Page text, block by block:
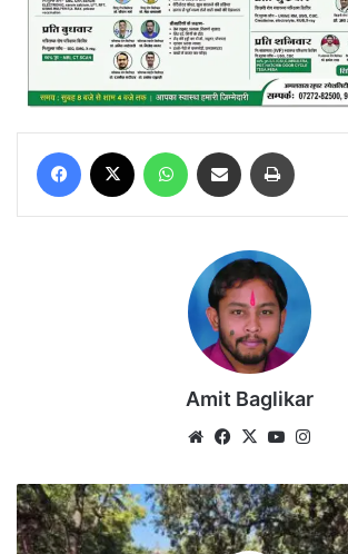
Facebook WhatsAppShare via Email
Amit Baglikar
WebsiteFacebook
X YouTube
खनिज
एवं
राजस्व